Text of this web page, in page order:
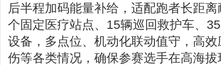
后半程加码能量补给，适配跑者长距
个固定医疗站点、15辆巡回救护车、
设备，多点位、机动化联动值守，高
伤等各类情况，确保参赛选手在高海